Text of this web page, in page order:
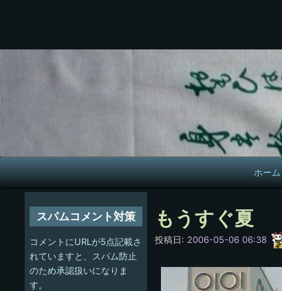
メ
イ
ホーム
もうすぐ夏
投稿日: 2006-05-06 06:38
スパムコメント対策
コメントにURLが5点記載さ
れていますと、スパム防止
のため承認扱いになりま
す。